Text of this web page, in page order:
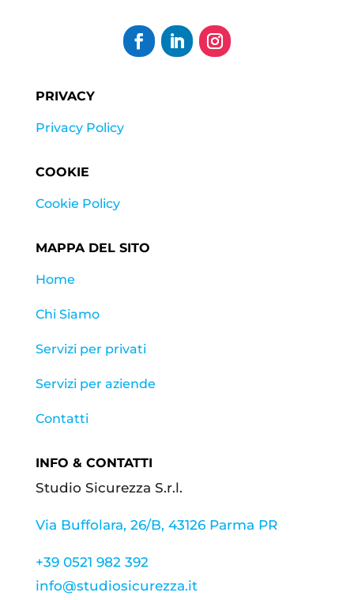
PRIVACY
Privacy Policy
COOKIE
Cookie Policy
MAPPA DEL SITO
Home
Chi Siamo
Servizi per privati
Servizi per aziende
Contatti
INFO & CONTATTI
Studio Sicurezza S.r.l.
Via Buffolara, 26/B, 43126 Parma PR
+39 0521 982 392
info@studiosicurezza.it